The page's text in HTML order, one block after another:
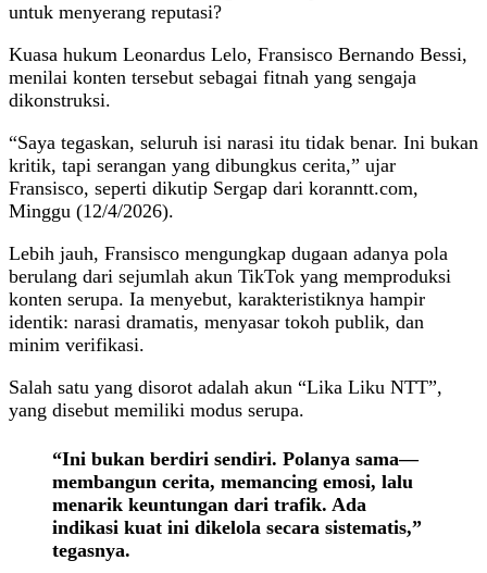
untuk menyerang reputasi?
Kuasa hukum Leonardus Lelo, Fransisco Bernando Bessi,
menilai konten tersebut sebagai fitnah yang sengaja
dikonstruksi.
“Saya tegaskan, seluruh isi narasi itu tidak benar. Ini bukan
kritik, tapi serangan yang dibungkus cerita,” ujar
Fransisco, seperti dikutip Sergap dari koranntt.com,
Minggu (12/4/2026).
Lebih jauh, Fransisco mengungkap dugaan adanya pola
berulang dari sejumlah akun TikTok yang memproduksi
konten serupa. Ia menyebut, karakteristiknya hampir
identik: narasi dramatis, menyasar tokoh publik, dan
minim verifikasi.
Salah satu yang disorot adalah akun “Lika Liku NTT”,
yang disebut memiliki modus serupa.
“Ini bukan berdiri sendiri. Polanya sama—
membangun cerita, memancing emosi, lalu
menarik keuntungan dari trafik. Ada
indikasi kuat ini dikelola secara sistematis,”
tegasnya.